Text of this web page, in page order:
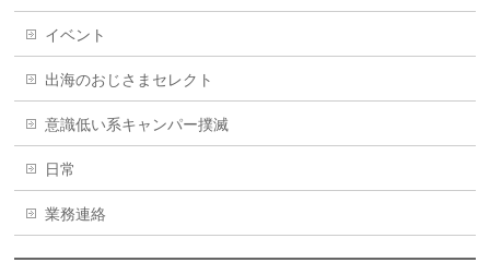
イベント
出海のおじさまセレクト
意識低い系キャンパー撲滅
日常
業務連絡